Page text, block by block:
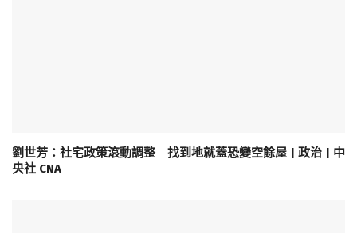
劉世芳：社宅政策滾動調整 找到地就蓋恐變空餘屋 | 政治 | 中
央社 CNA